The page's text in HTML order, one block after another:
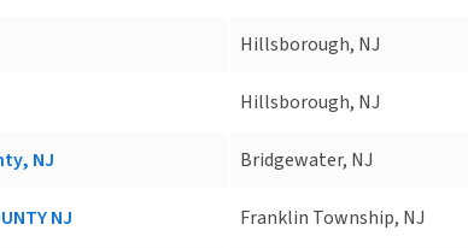
Hillsborough, NJ
Hillsborough, NJ
NJ Bridgewater, NJ
NJ Franklin Township, NJ